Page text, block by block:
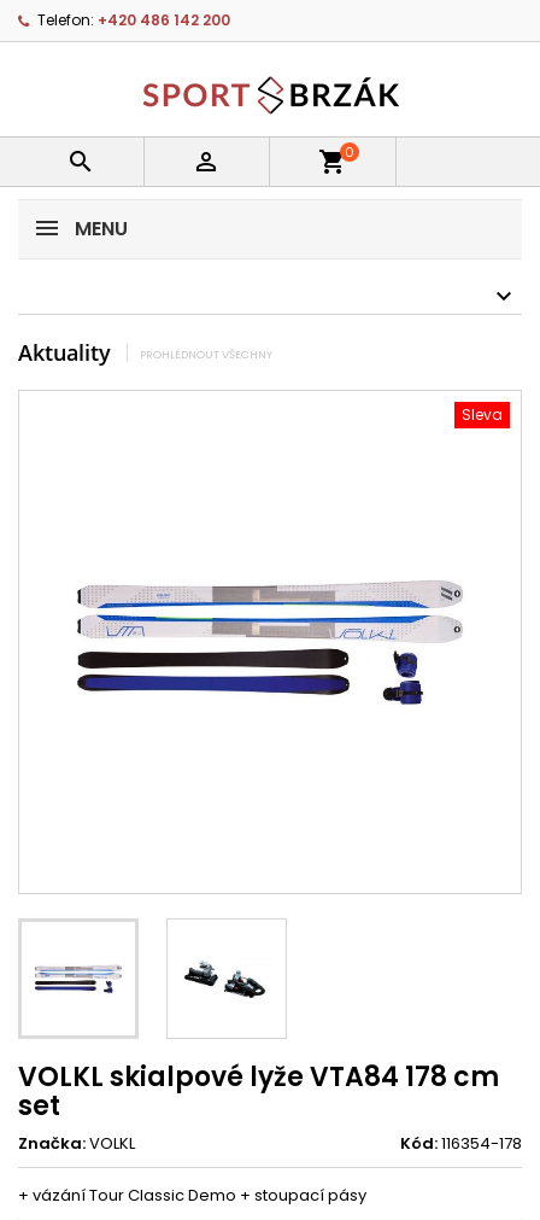
Telefon: +420 486 142 200
  shopping_cart0
MENU
Aktuality PROHLÉDNOUT VŠECHNY
Sleva
VOLKL skialpové lyže VTA84 178 cm
set
Značka:VOLKL Kód:116354-178
+ vázání Tour Classic Demo + stoupací pásy